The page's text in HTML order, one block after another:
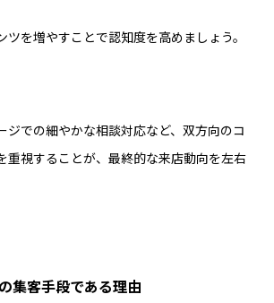
を増やすことで認知度を高めましょう。
ジでの細やかな相談対応など、双方向のコ
重視することが、最終的な来店動向を左右
集客手段である理由